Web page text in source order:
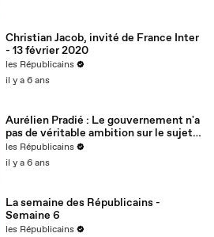
Christian Jacob, invité de France Inter
- 13 février 2020
les Républicains
il y a 6 ans
Aurélien Pradié : Le gouvernement n'a
pas de véritable ambition sur le sujet
du handicap.
les Républicains
il y a 6 ans
La semaine des Républicains -
Semaine 6
les Républicains